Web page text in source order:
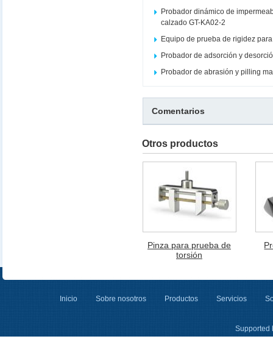
Probador dinámico de
calzado GT-KA02-2
Equipo de prueba de rigidez
Probador de adsorción y
Probador de abrasión y pilling
Comentarios
Otros productos
Pinza para prueba de
torsión
Inicio Sobre nosotros Productos Servicios
Supported